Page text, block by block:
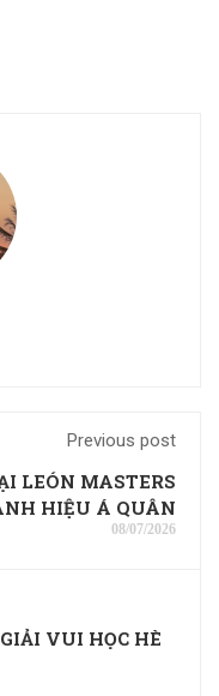
Previous post
LEÓN MASTERS
HIỆU Á QUÂN
08/07/2026
VUI HỌC HÈ